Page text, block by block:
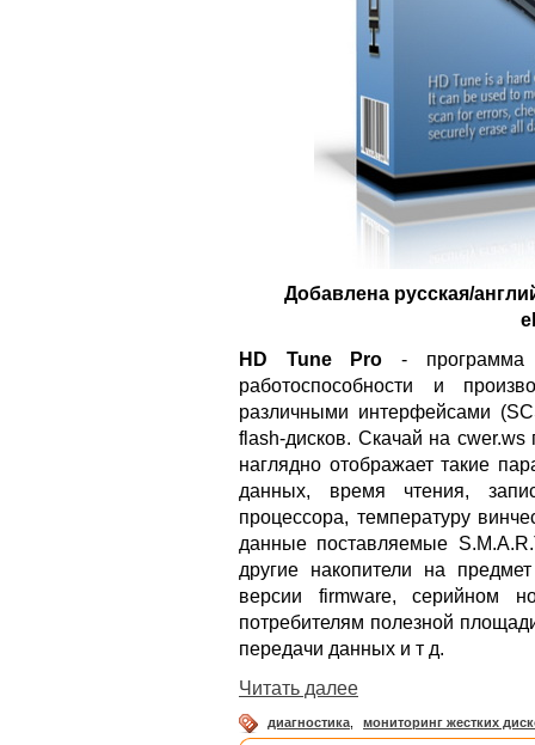
Добавлена русская/
HD Tune Pro - программа
работоспособности и
различными интерфейсами
flash-дисков. Скачай на
наглядно отображает такие
данных, время чтения,
процессора, температуру
данные поставляемые
другие накопители на
версии firmware, серийном
потребителям полезной
передачи данных и т д.
Читать далее
диагностика мониторинг жестких